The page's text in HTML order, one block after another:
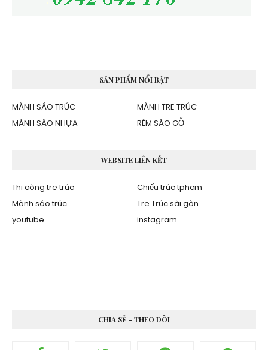
SẢN PHẨM NỔI BẬT
MÀNH SÁO TRÚC
MÀNH TRE TRÚC
MÀNH SÁO NHỰA
RÈM SÁO GỖ
WEBSITE LIÊN KẾT
Thi công tre trúc
Chiếu trúc tphcm
Mành sáo trúc
Tre Trúc sài gòn
youtube
instagram
CHIA SẺ - THEO DÕI